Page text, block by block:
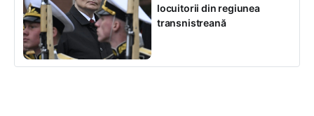
locuitorii din regiunea
transnistreană